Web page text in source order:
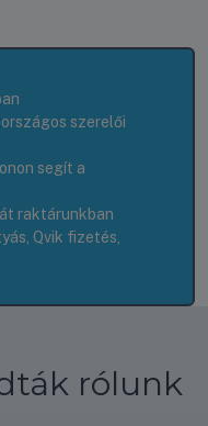
szerelői
segít a
raktárunkban
Qvik fizetés,
rólunk